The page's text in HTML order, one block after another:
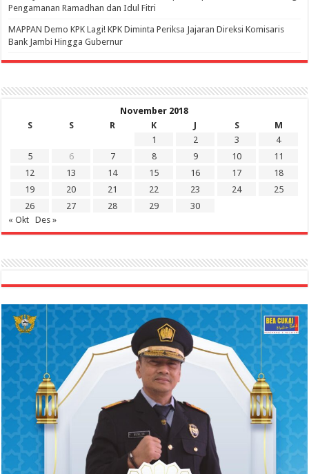
Pengamanan Ramadhan dan Idul Fitri
‎MAPPAN Demo KPK Lagi! KPK Diminta Periksa Jajaran Direksi Komisaris
Bank Jambi Hingga Gubernur ‎
November 2018
S
S R K J S
M
1
2 3
4
5
6 7 8 9 10
11
12
13 14 15 16 17
18
19
20 21 22 23 24
25
26
27 28 29
30
« Okt
Des »